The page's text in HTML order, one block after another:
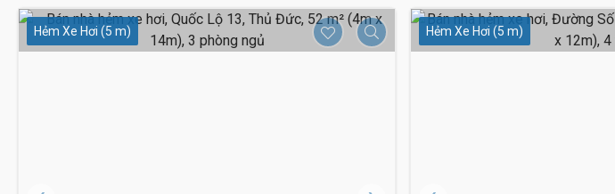
Hẻm Xe Hơi (5 m) Hẻm Xe Hơi (5 m)